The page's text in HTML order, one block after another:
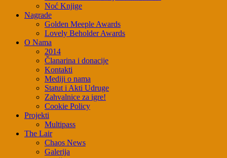
Noć Knjige
Nagrade
Golden Meeple Awards
Lovely Beholder Awards
O Nama
2014
Članarina i donacije
Kontakti
Mediji o nama
Statut i Akti Udruge
Zahvalnice za igre!
Cookie Policy
Projekti
Multipass
The Lair
Chaos News
Galerija